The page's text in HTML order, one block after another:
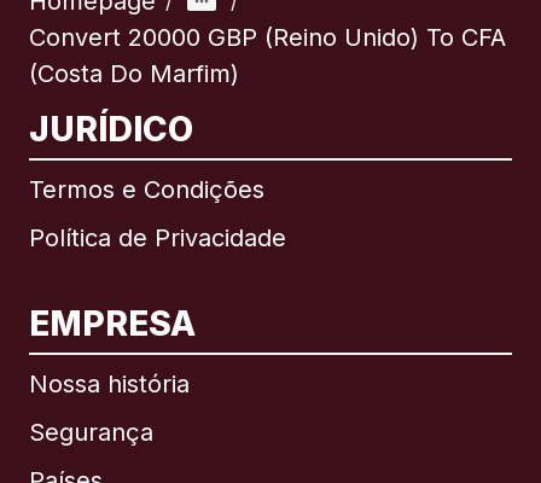
Convert 20000 GBP (Reino Unido) To CFA
(Costa Do Marfim)
JURÍDICO
Termos e Condições
Política de Privacidade
EMPRESA
Nossa história
Segurança